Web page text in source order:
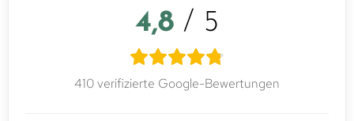
4,8 / 5
410 verifizierte Google-Bewertungen